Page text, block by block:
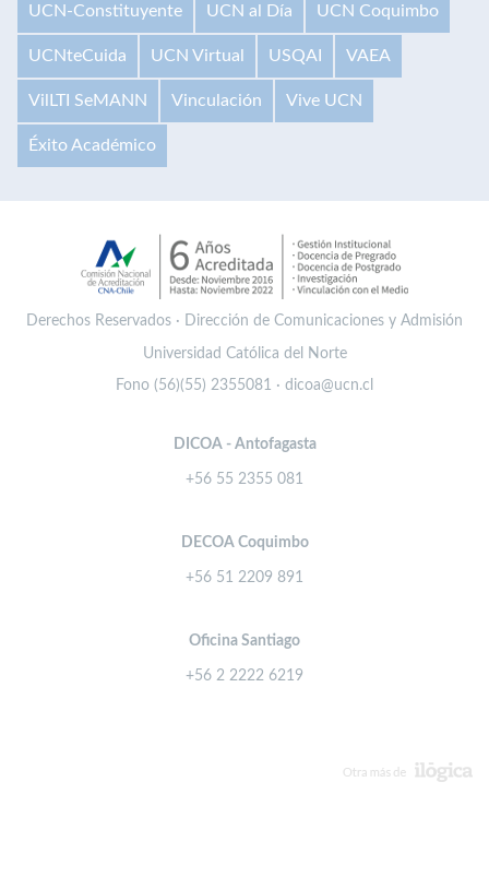
UCN-Constituyente UCN al Día UCN Coquimbo
UCNteCuida UCN Virtual USQAI VAEA
VilLTI SeMANN Vinculación Vive UCN
Éxito Académico
Derechos Reservados · Dirección de Comunicaciones y Admisión
Universidad Católica del Norte
Fono (56)(55) 2355081 · dicoa@ucn.cl
DICOA - Antofagasta
+56 55 2355 081
DECOA Coquimbo
+56 51 2209 891
Oficina Santiago
+56 2 2222 6219